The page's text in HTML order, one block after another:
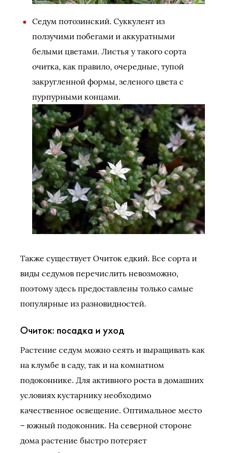
Седум потозинский. Суккулент из
ползучими побегами и аккуратными
белыми цветами. Листья у такого сорта
очитка, как правило, очередные, тупой
закругленной формы, зеленого цвета с
пурпурными концами.
Также существует Очиток едкий. Все сорта и
виды седумов перечислить невозможно,
поэтому здесь предоставлены только самые
популярные из разновидностей.
Очиток: посадка и уход
Растение седум можно сеять и выращивать как
на клумбе в саду, так и на комнатном
подоконнике. Для активного роста в домашних
условиях кустарнику необходимо
качественное освещение. Оптимальное место
– южный подоконник. На северной стороне
дома растение быстро потеряет